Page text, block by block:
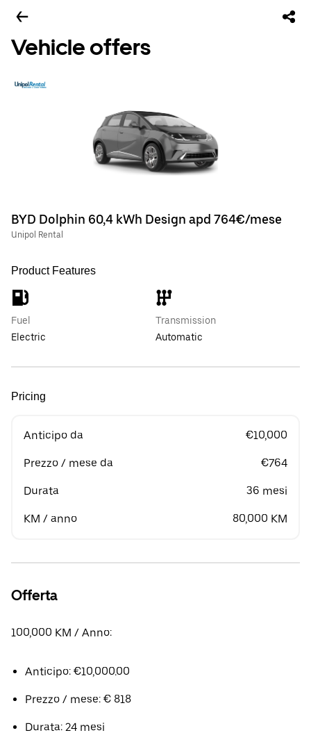
Vehicle offers
BYD Dolphin 60,4 kWh Design apd 764€/mese
Unipol Rental
Product Features
Fuel
Electric
Transmission
Automatic
Pricing
Anticipo da €10,000
Prezzo / mese da €764
Durata 36 mesi
KM / anno 80,000 KM
Offerta
100,000 KM / Anno:
Anticipo: €10,000.00
Prezzo / mese: € 818
Durata: 24 mesi